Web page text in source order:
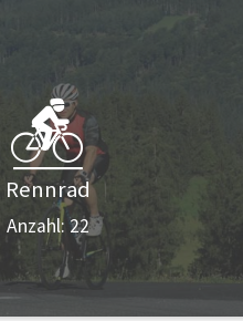
Rennrad
Anzahl: 22